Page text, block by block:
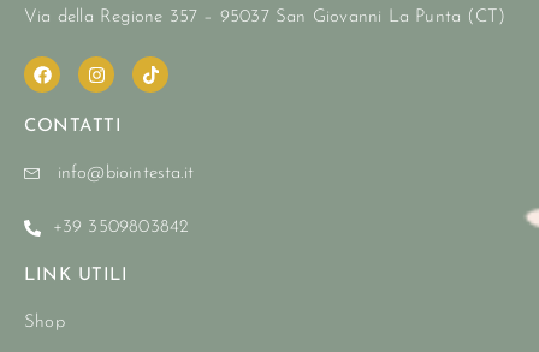
Via della Regione 357 – 95037 San Giovanni La Punta (CT)
CONTATTI
info@biointesta.it
+39 3509803842
LINK UTILI
Shop